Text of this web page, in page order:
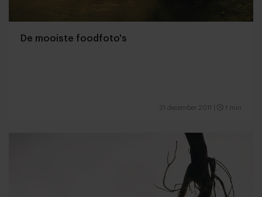
De mooiste foodfoto's
21 december 2011 1 min